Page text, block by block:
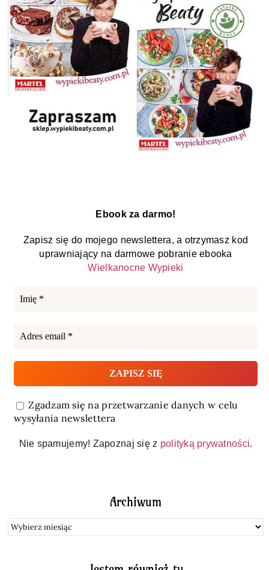
Ebook za darmo!
Zapisz się do mojego newslettera, a otrzymasz kod
uprawniający na darmowe pobranie ebooka
Wielkanocne Wypieki
Zgadzam się na przetwarzanie danych w celu
wysyłania newslettera
Nie spamujemy! Zapoznaj się z polityką prywatności.
Archiwum
Archiwum